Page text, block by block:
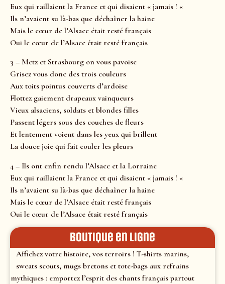
Eux qui raillaient la France et qui disaient « jamais ! «
Ils n’avaient su là-bas que déchaîner la haine
Mais le cœur de l’Alsace était resté français
Oui le cœur de l’Alsace était resté français
3 – Metz et Strasbourg on vous pavoise
Grisez vous donc des trois couleurs
Aux toits pointus couverts d’ardoise
Flottez gaiement drapeaux vainqueurs
Vieux alsaciens, soldats et blondes filles
Passent légers sous des couches de fleurs
Et lentement voient dans les yeux qui brillent
La douce joie qui fait couler les pleurs
4 – Ils ont enfin rendu l’Alsace et la Lorraine
Eux qui raillaient la France et qui disaient « jamais ! «
Ils n’avaient su là-bas que déchaîner la haine
Mais le cœur de l’Alsace était resté français
Oui le cœur de l’Alsace était resté français
Boutique en ligne
Affichez votre histoire, vos terroirs ! T-shirts marins,
sweats scouts, mugs bretons et tote-bags aux refrains
mythiques : emportez l’esprit des chants français partout